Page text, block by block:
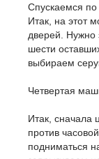
Спускаемся
Итак, на этот
дверей. Нужно
шести
выбираем
Четвертая
Итак, сначала
против
подниматься